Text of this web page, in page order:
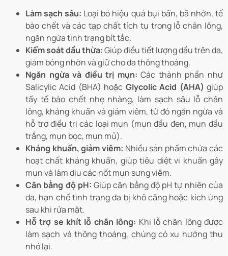
Làm sạch sâu: Loại bỏ hiệu quả bụi bẩn, bã nhờn, tế
bào chết và các tạp chất tích tụ trong lỗ chân lông,
ngăn ngừa tình trạng bít tắc.
Kiểm soát dầu thừa:Giúp điều tiết lượng dầu trên da,
giảm bóng nhờn và giữ cho da thông thoáng.
Ngăn ngừa và điều trị mụn: Các thành phần như
Salicylic Acid (BHA) hoặc Glycolic Acid (AHA) giúp
tẩy tế bào chết nhẹ nhàng, làm sạch sâu lỗ chân
lông, kháng khuẩn và giảm viêm, từ đó ngăn ngừa và
hỗ trợ điều trị các loại mụn (mụn đầu đen, mụn đầu
trắng, mụn bọc, mụn mủ).
Kháng khuẩn, giảm viêm: Nhiều sản phẩm chứa các
hoạt chất kháng khuẩn, giúp tiêu diệt vi khuẩn gây
mụn và làm dịu các nốt mụn sưng viêm.
Cân bằng độ pH: Giúp cân bằng độ pH tự nhiên của
da, hạn chế tình trạng da bị khô căng hoặc kích ứng
sau khi rửa mặt.
Hỗ trợ se khít lỗ chân lông: Khi lỗ chân lông được
làm sạch và thông thoáng, chúng có xu hướng thu
nhỏ lại.